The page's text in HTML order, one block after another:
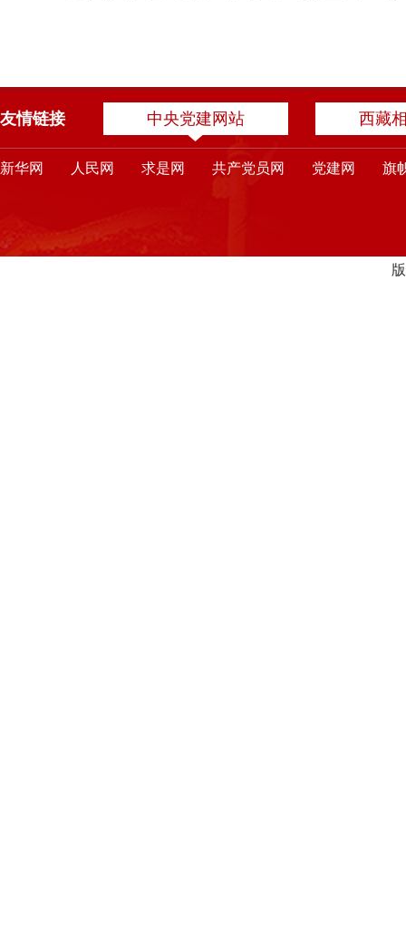
友情链接 中央党建网站 西藏
新华网 人民网 求是网 共产党员网 党建网 旗